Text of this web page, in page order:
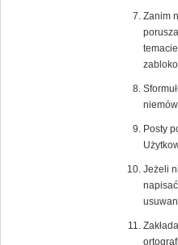
Zanim
Posty
Jeżeli